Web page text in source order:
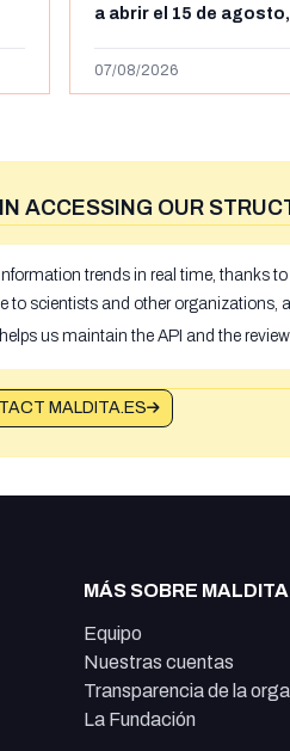
a abrir el 15 de
y Ceuta
07/08/2026
ACCESSING OUR
trends in real time, thanks
scientists and other organizations,
us maintain the API and the review
MALDITA.ES
MÁS SOBRE
Equipo
Nuestras cuentas
Transparencia de la
La Fundación